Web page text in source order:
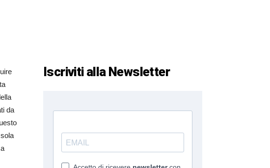
da
Iscriviti alla Newsletter